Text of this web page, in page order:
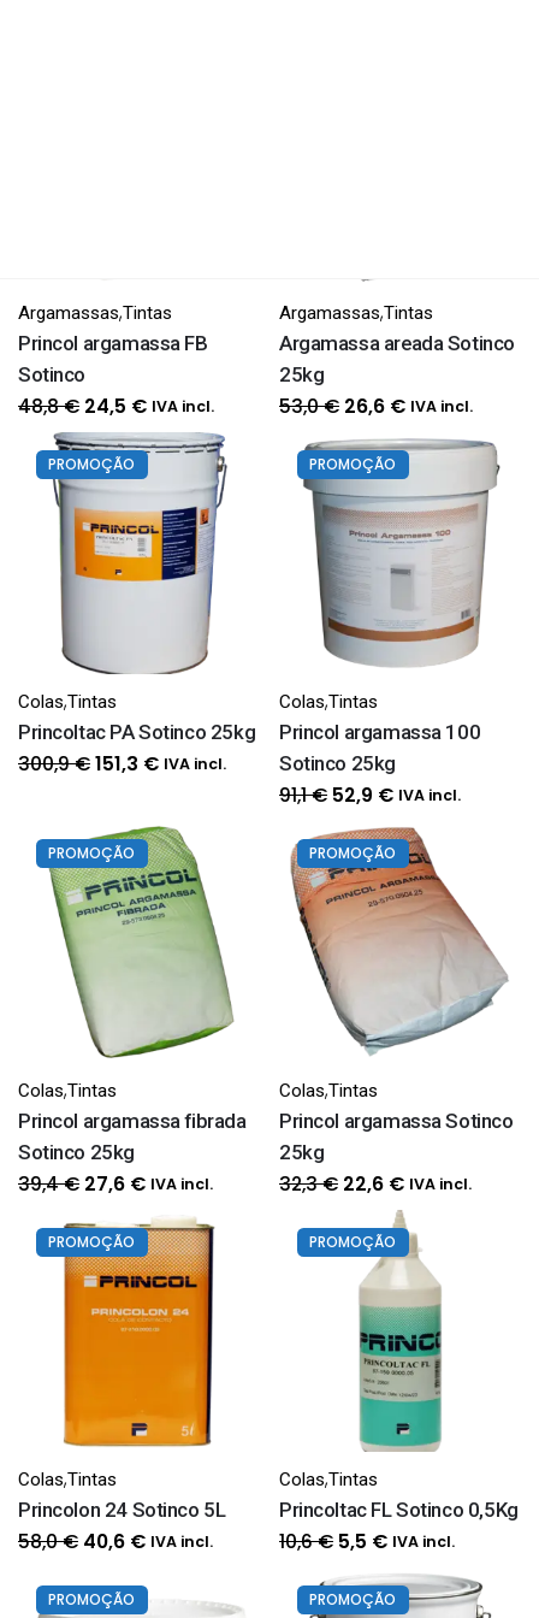
Argamassas,Tintas
Princol argamassa FB
Sotinco
48,8€ O
preço
original
era:
48,8 €.
24,5 €O
preço
atual
24,5 €.
IVA incl.
Argamassas,Tintas
Argamassa areada Sotinco
25kg
53,0€ O
preço
original
era:
53,0 €.
26,6 €O
preço
atual
é:
26,6 €.
IVA incl.
PROMOÇÃO
Colas,Tintas
Princoltac PA Sotinco 25kg
300,9€O
original
era:
300,9 €.
151,3 €O
atual
é:
151,3 €.
IVA incl.
PROMOÇÃO
Colas,Tintas
Princol argamassa 100
Sotinco 25kg
91,1€ O
preço
original
era:
91,1 €.
52,9 €O
preço
atual
é:
52,9 €.
IVA incl.
PROMOÇÃO
Colas,Tintas
Princol argamassa fibrada
Sotinco 25kg
39,4€ O
original
era:
39,4 €.
27,6 €O
preço
atual
é:
27,6 €.
IVA incl.
PROMOÇÃO
Colas,Tintas
Princol argamassa Sotinco
25kg
32,3€ O
preço
original
era:
32,3 €.
22,6 €O
preço
atual
é:
22,6 €.
IVA incl.
PROMOÇÃO
Colas,Tintas
Princolon 24 Sotinco 5L
58,0€ O
original
40,6 €O
atual
IVA incl.
PROMOÇÃO
Colas,Tintas
Princoltac FL Sotinco 0,5Kg
10,6€ O
preço
original
5,5 €O
preço
atual
IVA incl.
PROMOÇÃO PROMOÇÃO